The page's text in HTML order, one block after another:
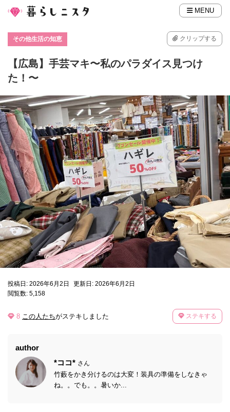
MENU
その他生活の知恵 クリップする
【広島】手芸マキ〜私のパラダイス見つけ
た！〜
投稿日: 2026年6月2日
更新日: 2026年6月2日
閲覧数: 5,158
8 この人たちがステキしました ステキする
author
*ココ* さん
竹藪をかき分けるのは大変！装具の準備をしなきゃ
ね。。でも。。暑いか...